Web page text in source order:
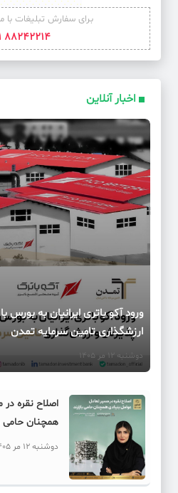
برای سفارش تبلیغات با
88242214 021
اخبار آنلاین
ورود آکو باتری ایرانیان به
ارزشگذاری تامین سرمایه تمدن
دوشنبه 12 مر 1405
اصلاح نقره
همچنان حامی
دوشنبه 12 مر 1405